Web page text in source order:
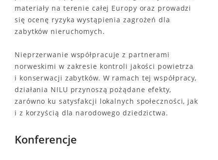
materiały na terenie całej Europy oraz prowadzi
się ocenę ryzyka wystąpienia zagrożeń dla
zabytków nieruchomych.
Nieprzerwanie współpracuje z partnerami
norweskimi w zakresie kontroli jakości powietrza
i konserwacji zabytków. W ramach tej współpracy,
działania NILU przynoszą pożądane efekty,
zarówno ku satysfakcji lokalnych społeczności, jak
i z korzyścią dla narodowego dziedzictwa.
Konferencje